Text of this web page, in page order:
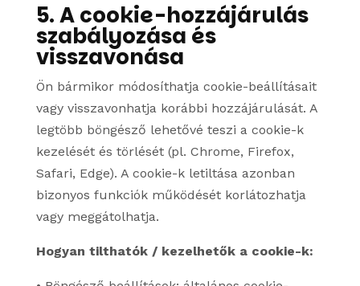
5. A cookie-hozzájárulás
szabályozása és
visszavonása
Ön bármikor módosíthatja cookie-beállításait
vagy visszavonhatja korábbi hozzájárulását. A
legtöbb böngésző lehetővé teszi a cookie-k
kezelését és törlését (pl. Chrome, Firefox,
Safari, Edge). A cookie-k letiltása azonban
bizonyos funkciók működését korlátozhatja
vagy meggátolhatja.
Hogyan tilthatók / kezelhetők a cookie-k: